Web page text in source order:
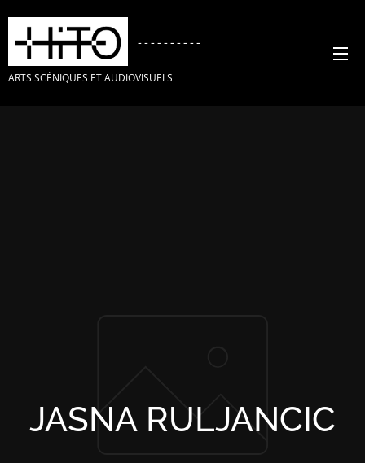
----------
ARTS SCÉNIQUES ET AUDIOVISUELS
JASNA RULJANCIC